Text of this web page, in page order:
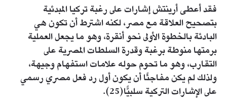
فقد أعطى أرينتش إشارات على رغبة تركيا المبدئية
بتصحيح العلاقة مع مصر، لكنه اشترط أن تكون هي
البادئة بالخطوة الأولى نحو أنقرة، وهو ما يجعل العملية
برمتها منوطة برغبة وقدرة السلطات المصرية على
التقارب، وهو ما تحوم حوله علامات استفهام وجيهة،
ولذلك لم يكن مفاجئًا أن يكون أول رد فعل مصري رسمي
على الإشارات التركية سلبيًّا(25).